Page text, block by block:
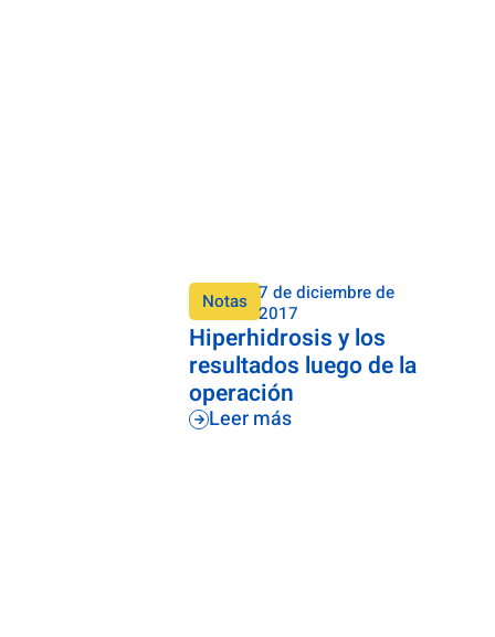
Notas 7 de diciembre de
2017
Hiperhidrosis y los
resultados luego de la
operación
Leer más